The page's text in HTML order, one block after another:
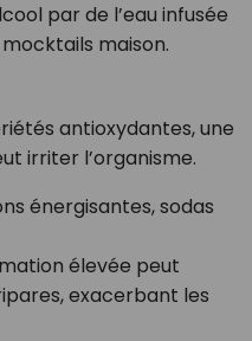
par de l’eau infusée
maison.
antioxydantes, une
irriter l’organisme.
énergisantes, sodas
élevée peut
exacerbant les